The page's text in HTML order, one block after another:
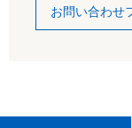
お問い合わせ